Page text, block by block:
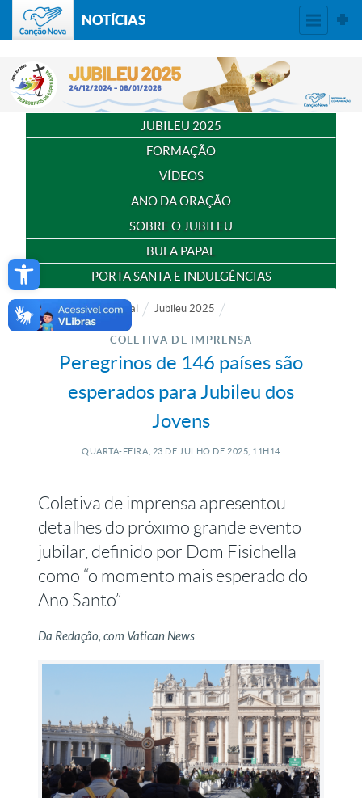
Open toolbar
NOTÍCIAS
JUBILEU 2025
FORMAÇÃO
VÍDEOS
ANO DA ORAÇÃO
SOBRE O JUBILEU
BULA PAPAL
PORTA SANTA E INDULGÊNCIAS
Notícias Especial Jubileu 2025
COLETIVA DE IMPRENSA
Peregrinos de 146 países são
esperados para Jubileu dos
Jovens
QUARTA-FEIRA, 23 DE JULHO DE 2025, 11H14
Coletiva de imprensa apresentou
detalhes do próximo grande evento
jubilar, definido por Dom Fisichella
como “o momento mais esperado do
Ano Santo”
Da Redação, com Vatican News